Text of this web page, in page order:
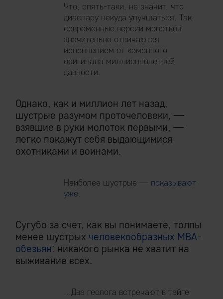
Что, опять-таки, не значит, что
диаспару некуда улучшаться. Так,
современные версии молотков
значительно отличаются
исполнением от каменного
оригинала миллионнолетней
давности.
Однако, как и миллион лет назад,
шустрые разумом проточеловеки, —
взявшие в руки молоток первыми, —
легко покажут себя выдающимися
охотниками и воинами.
Наиболее шустрые — показывают
уже.
Сугубо за счет, как вы понимаете, толпы
менее шустрых человекообразных MBA-
обезьян: никакого рынка не хватит на
выживание всех.
...Два геолога встречают в тайге